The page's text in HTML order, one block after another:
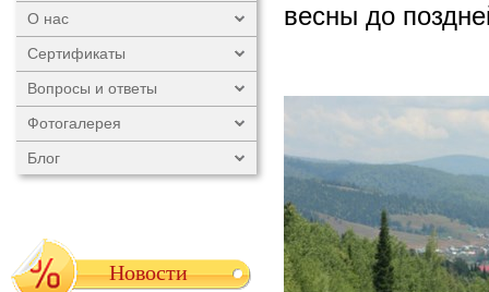
О нас
Сертификаты
Вопросы и ответы
Фотогалерея
Блог
Новости
весны до